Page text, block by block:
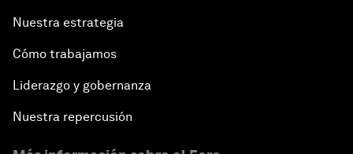
Nuestra estrategia
Cómo trabajamos
Liderazgo y gobernanza
Nuestra repercusión